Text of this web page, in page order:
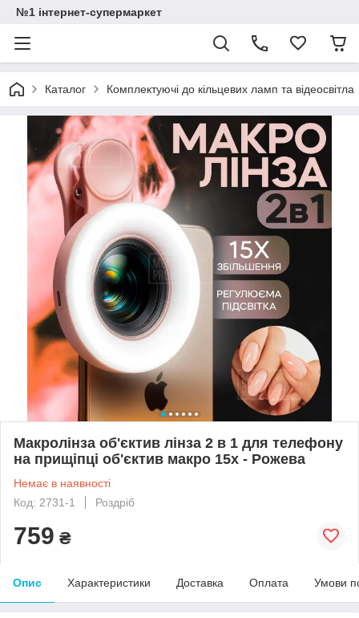
№1 інтернет-супермаркет
Каталог Комплектуючі до кільцевих ламп та відеосвітла
Макролінза об'єктив лінза 2 в 1 для телефону
на прищіпці об'єктив макро 15x - Рожева
Немає в наявності
Код: 2731-1
Роздріб
759 ₴
Опис Характеристики Доставка Оплата Умови